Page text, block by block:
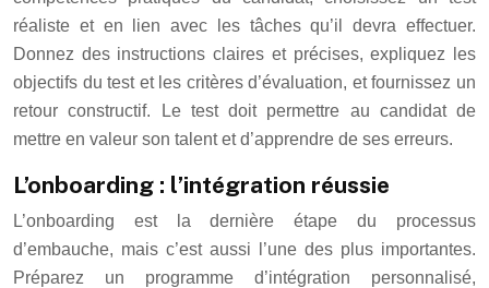
réaliste et en lien avec les tâches qu’il devra effectuer.
Donnez des instructions claires et précises, expliquez les
objectifs du test et les critères d’évaluation, et fournissez un
retour constructif. Le test doit permettre au candidat de
mettre en valeur son talent et d’apprendre de ses erreurs.
L’onboarding : l’intégration réussie
L’onboarding est la dernière étape du processus
d’embauche, mais c’est aussi l’une des plus importantes.
Préparez un programme d’intégration personnalisé,